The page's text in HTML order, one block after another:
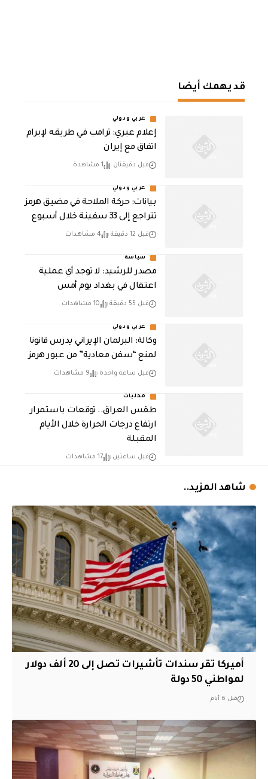
قد يهمك أيضا
عربي ودولي
إعلام عبري: ترامب في طريقه لإبرام
اتفاق مع إيران
قبل دقيقتان 1 مشاهدة
عربي ودولي
بيانات: حركة الملاحة في مضيق هرمز
تتراجع إلى 33 سفينة خلال أسبوع
قبل 12 دقيقة 4 مشاهدات
سياسة
مصدر للرشيد: لا توجد أي عملية
اعتقال في بغداد يوم أمس
قبل 55 دقيقة 10 مشاهدات
عربي ودولي
وكالة: البرلمان الإيراني يدرس قانونا
لمنع “سفن معادية” من عبور هرمز
قبل ساعة واحدة 9 مشاهدات
محليات
طقس العراق.. توقعات باستمرار
ارتفاع درجات الحرارة خلال الأيام
المقبلة
قبل ساعتين 17 مشاهدات
شاهد المزيد..
أميركا تقر سندات تأشيرات تصل إلى 20 ألف دولار
لمواطني 50 دولة
قبل 6 أيام